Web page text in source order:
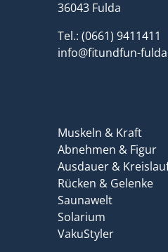
36043 Fulda
Tel.: (0661) 9411411
info@fitundfun-
Muskeln & Kraft
Abnehmen & Figur
Ausdauer &
Rücken & Gelenke
Saunawelt
Solarium
VakuStyler